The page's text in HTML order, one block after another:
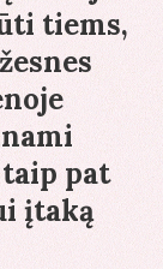
tiems,
pat
įtaką